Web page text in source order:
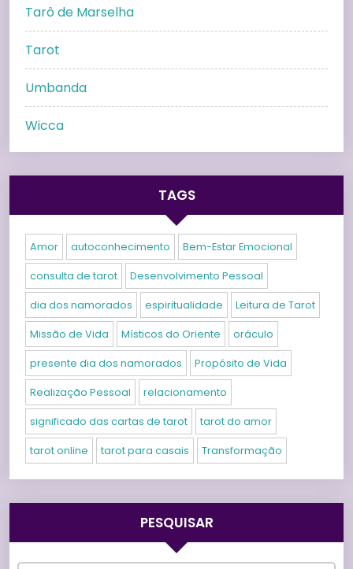
Tarô de Marselha
Tarot
Umbanda
Wicca
TAGS
Amor autoconhecimento Bem-Estar Emocional
consulta de tarot Desenvolvimento Pessoal
dia dos namorados espiritualidade Leitura de Tarot
Missão de Vida Místicos do Oriente oráculo
presente dia dos namorados Propósito de Vida
Realização Pessoal relacionamento
significado das cartas de tarot tarot do amor
tarot online tarot para casais Transformação
PESQUISAR